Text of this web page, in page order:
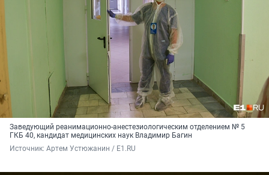
Заведующий реанимационно-анестезиологическим отделением № 5
ГКБ 40, кандидат медицинских наук Владимир Багин
Источник: Артем Устюжанин / E1.RU